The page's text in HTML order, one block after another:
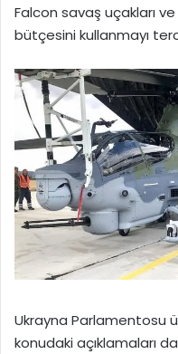
g
ö
d
e
r
k
Falcon savaş uçakları ve
bütçesini kullanmayı
Ukrayna Parlamentosu
konudaki açıklamaları